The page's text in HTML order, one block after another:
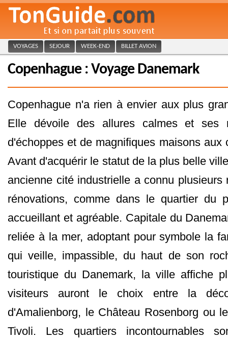
VOYAGES SEJOUR WEEK-END BILLET AVION
Copenhague : Voyage Danemark
Copenhague n'a rien à envier aux plus
Elle dévoile des allures calmes et ses
d'échoppes et de magnifiques maisons aux
Avant d'acquérir le statut de la plus belle
ancienne cité industrielle a connu plusieurs
rénovations, comme dans le quartier du
accueillant et agréable. Capitale du
reliée à la mer, adoptant pour symbole la
qui veille, impassible, du haut de son
touristique du Danemark, la ville affiche
visiteurs auront le choix entre la
d'Amalienborg, le Château Rosenborg ou
Tivoli. Les quartiers incontournables